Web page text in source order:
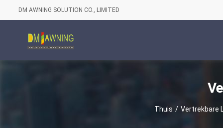
DM AWNING SOLUTION CO., LIMITED
Thuis / Vertrekbare